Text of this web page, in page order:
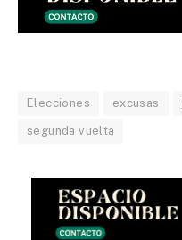
Elecciones excusas
segunda vuelta